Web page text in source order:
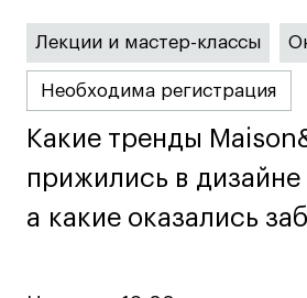
Лекции и мастер-классы
Необходима регистрация
Какие тренды
прижились в дизайне
а какие оказались
Какие тренды
прижились в дизайне
а какие оказались